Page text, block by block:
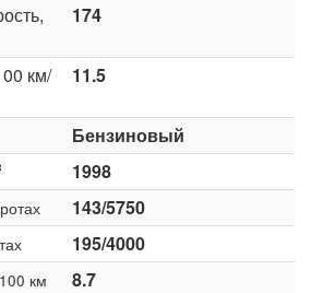
174
км/
11.5
Бензиновый
1998
143/5750
195/4000
км
8.7